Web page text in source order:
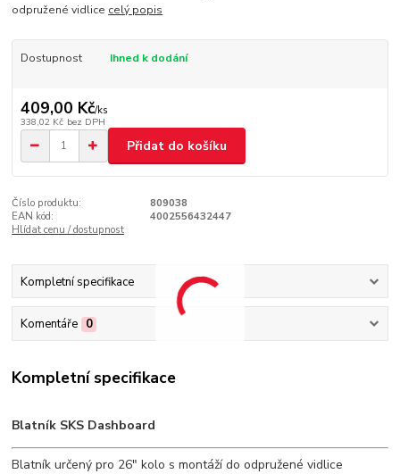
odpružené vidlice celý popis
Dostupnost Ihned k dodání
409,00 Kč/ks
338,02 Kč bez DPH
Přidat do košíku
Číslo produktu:
809038
EAN kód:
4002556432447
Hlídat cenu / dostupnost
Kompletní specifikace
Komentáře 0
Kompletní specifikace
Blatník SKS Dashboard
Blatník určený pro 26" kolo s montáží do odpružené vidlice